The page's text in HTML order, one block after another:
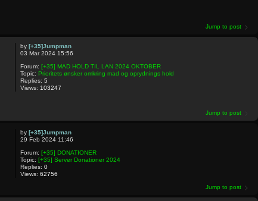
Jump to post
by [+35]Jumpman
03 Mar 2024 15:56
Forum: [+35] MAD HOLD TIL LAN 2024 OKTOBER
Topic: Prioritets ønsker omkring mad og oprydnings hold
Replies: 5
Views: 103247
Jump to post
by [+35]Jumpman
29 Feb 2024 11:46
Forum: [+35] DONATIONER
Topic: [+35] Server Donationer 2024
Replies: 0
Views: 62756
Jump to post